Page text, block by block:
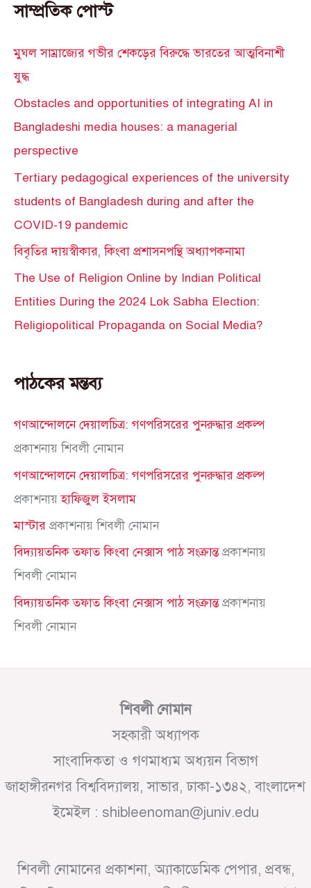
সাম্প্রতিক পোস্ট
মুঘল সাম্রাজ্যের গভীর শেকড়ের বিরুদ্ধে ভারতের আত্মবিনাশী
যুদ্ধ
Obstacles and opportunities of integrating AI in
Bangladeshi media houses: a managerial
perspective
Tertiary pedagogical experiences of the university
students of Bangladesh during and after the
COVID-19 pandemic
বিবৃতির দায়স্বীকার, কিংবা প্রশাসনপন্থি অধ্যাপকনামা
The Use of Religion Online by Indian Political
Entities During the 2024 Lok Sabha Election:
Religiopolitical Propaganda on Social Media?
পাঠকের মন্তব্য
গণআন্দোলনে দেয়ালচিত্র: গণপরিসরের পুনরুদ্ধার প্রকল্প
প্রকাশনায়শিবলী নোমান
গণআন্দোলনে দেয়ালচিত্র: গণপরিসরের পুনরুদ্ধার প্রকল্প
প্রকাশনায়হাফিজুল ইসলাম
মাস্টার প্রকাশনায়শিবলী নোমান
বিদ্যায়তনিক তফাত কিংবা নেক্সাস পাঠ সংক্রান্তপ্রকাশনায়
শিবলী নোমান
বিদ্যায়তনিক তফাত কিংবা নেক্সাস পাঠ সংক্রান্তপ্রকাশনায়
শিবলী নোমান
শিবলী নোমান
সহকারী অধ্যাপক
সাংবাদিকতা ও গণমাধ্যম অধ্যয়ন বিভাগ
জাহাঙ্গীরনগর বিশ্ববিদ্যালয়, সাভার, ঢাকা-১৩৪২, বাংলাদেশ
ইমেইল : shibleenoman@juniv.edu
শিবলী নোমানের প্রকাশনা, অ্যাকাডেমিক পেপার, প্রবন্ধ,